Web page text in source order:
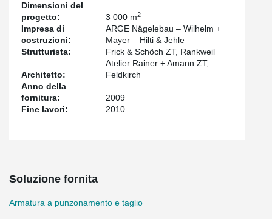
Dimensioni del
progetto:
3 000 m2
Impresa di
costruzioni:
ARGE Nägelebau – Wilhelm +
Mayer – Hilti & Jehle
Strutturista:
Frick & Schöch ZT, Rankweil
Architetto:
Atelier Rainer + Amann ZT,
Feldkirch
Anno della
fornitura:
2009
Fine lavori:
2010
Soluzione fornita
Armatura a punzonamento e taglio